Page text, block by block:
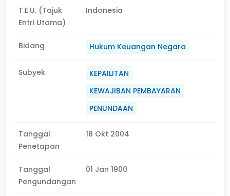
T.E.U. (Tajuk
Entri Utama)
Indonesia
Bidang Hukum Keuangan Negara
Subyek
KEPAILITAN
KEWAJIBAN PEMBAYARAN
PENUNDAAN
Tanggal
Penetapan
18 Okt 2004
Tanggal
Pengundangan
01 Jan 1900